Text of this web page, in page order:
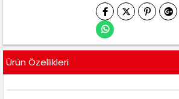
Ürün Özellikleri